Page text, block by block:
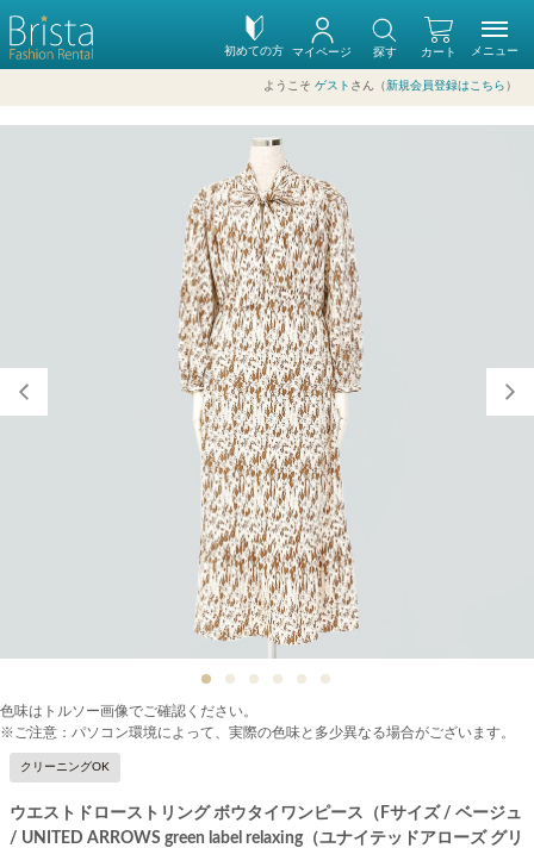
初めての方 カート
マイページ 探す
ようこそ ゲスト さん（新規会員登録はこちら ）
メニュー
色味はトルソー画像でご確認ください。
※ご注意：パソコン環境によって、実際の色味と多少異なる場合がございます。
クリーニングOK
ウエストドローストリング ボウタイワンピース（Fサイズ / ベージュ
/ UNITED ARROWS green label relaxing（ユナイテッドアローズ グリ